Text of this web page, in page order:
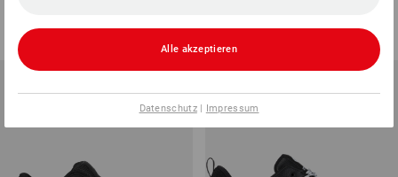
(m. MwSt.) ab 10 Paar (m. MwSt.) ab 10 Paar
Alle akzeptieren
Datenschutz| Impressum